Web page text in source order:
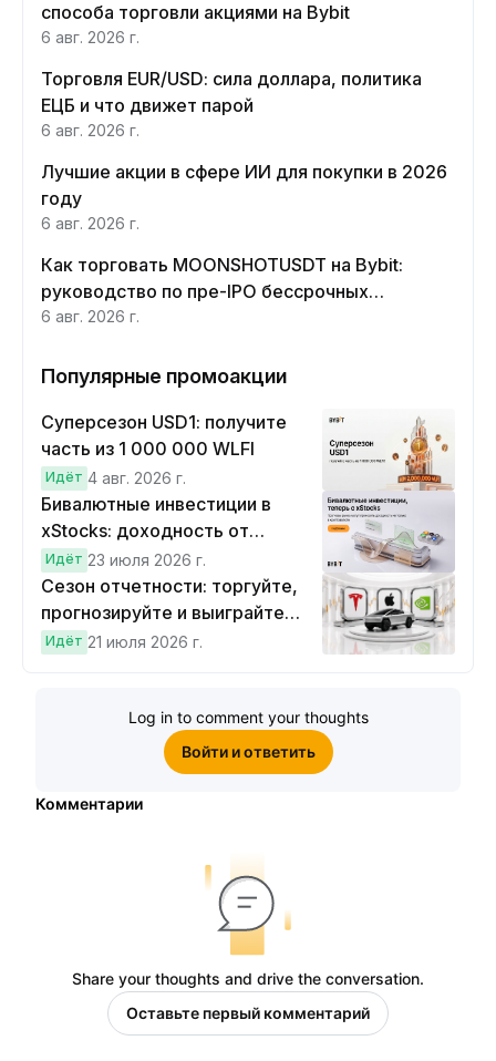
способа торговли акциями на Bybit
6 авг. 2026 г.
Торговля EUR/USD: сила доллара, политика
ЕЦБ и что движет парой
6 авг. 2026 г.
Лучшие акции в сфере ИИ для покупки в 2026
году
6 авг. 2026 г.
Как торговать MOONSHOTUSDT на Bybit:
руководство по пре-IPO бессрочных
контрактов Moonshot AI
6 авг. 2026 г.
Популярные промоакции
Суперсезон USD1: получите
часть из 1 000 000 WLFI
Идёт 4 авг. 2026 г.
Бивалютные инвестиции в
xStocks: доходность от
прогнозов
Идёт 23 июля 2026 г.
Сезон отчетности: торгуйте,
прогнозируйте и выиграйте
Cybertruck!
Идёт 21 июля 2026 г.
Log in to comment your thoughts
Войти и ответить
Комментарии
Share your thoughts and drive the conversation.
Оставьте первый комментарий